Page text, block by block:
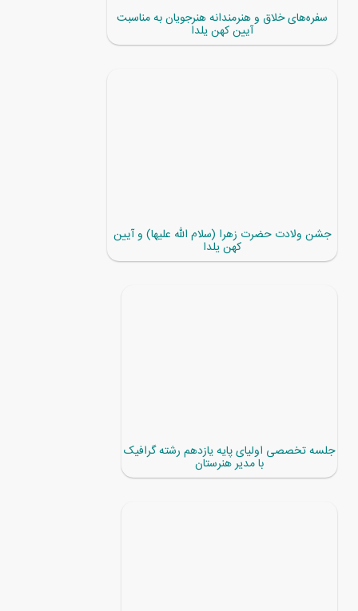
سفره‌های خلاق و هنرمندانه هنرجویان به مناسبت
آیین کهن یلدا
جشن ولادت حضرت زهرا (سلام الله علیها) و آیین
کهن یلدا
جلسه تخصصی اولیای پایه یازدهم رشته گرافیک
با مدیر هنرستان